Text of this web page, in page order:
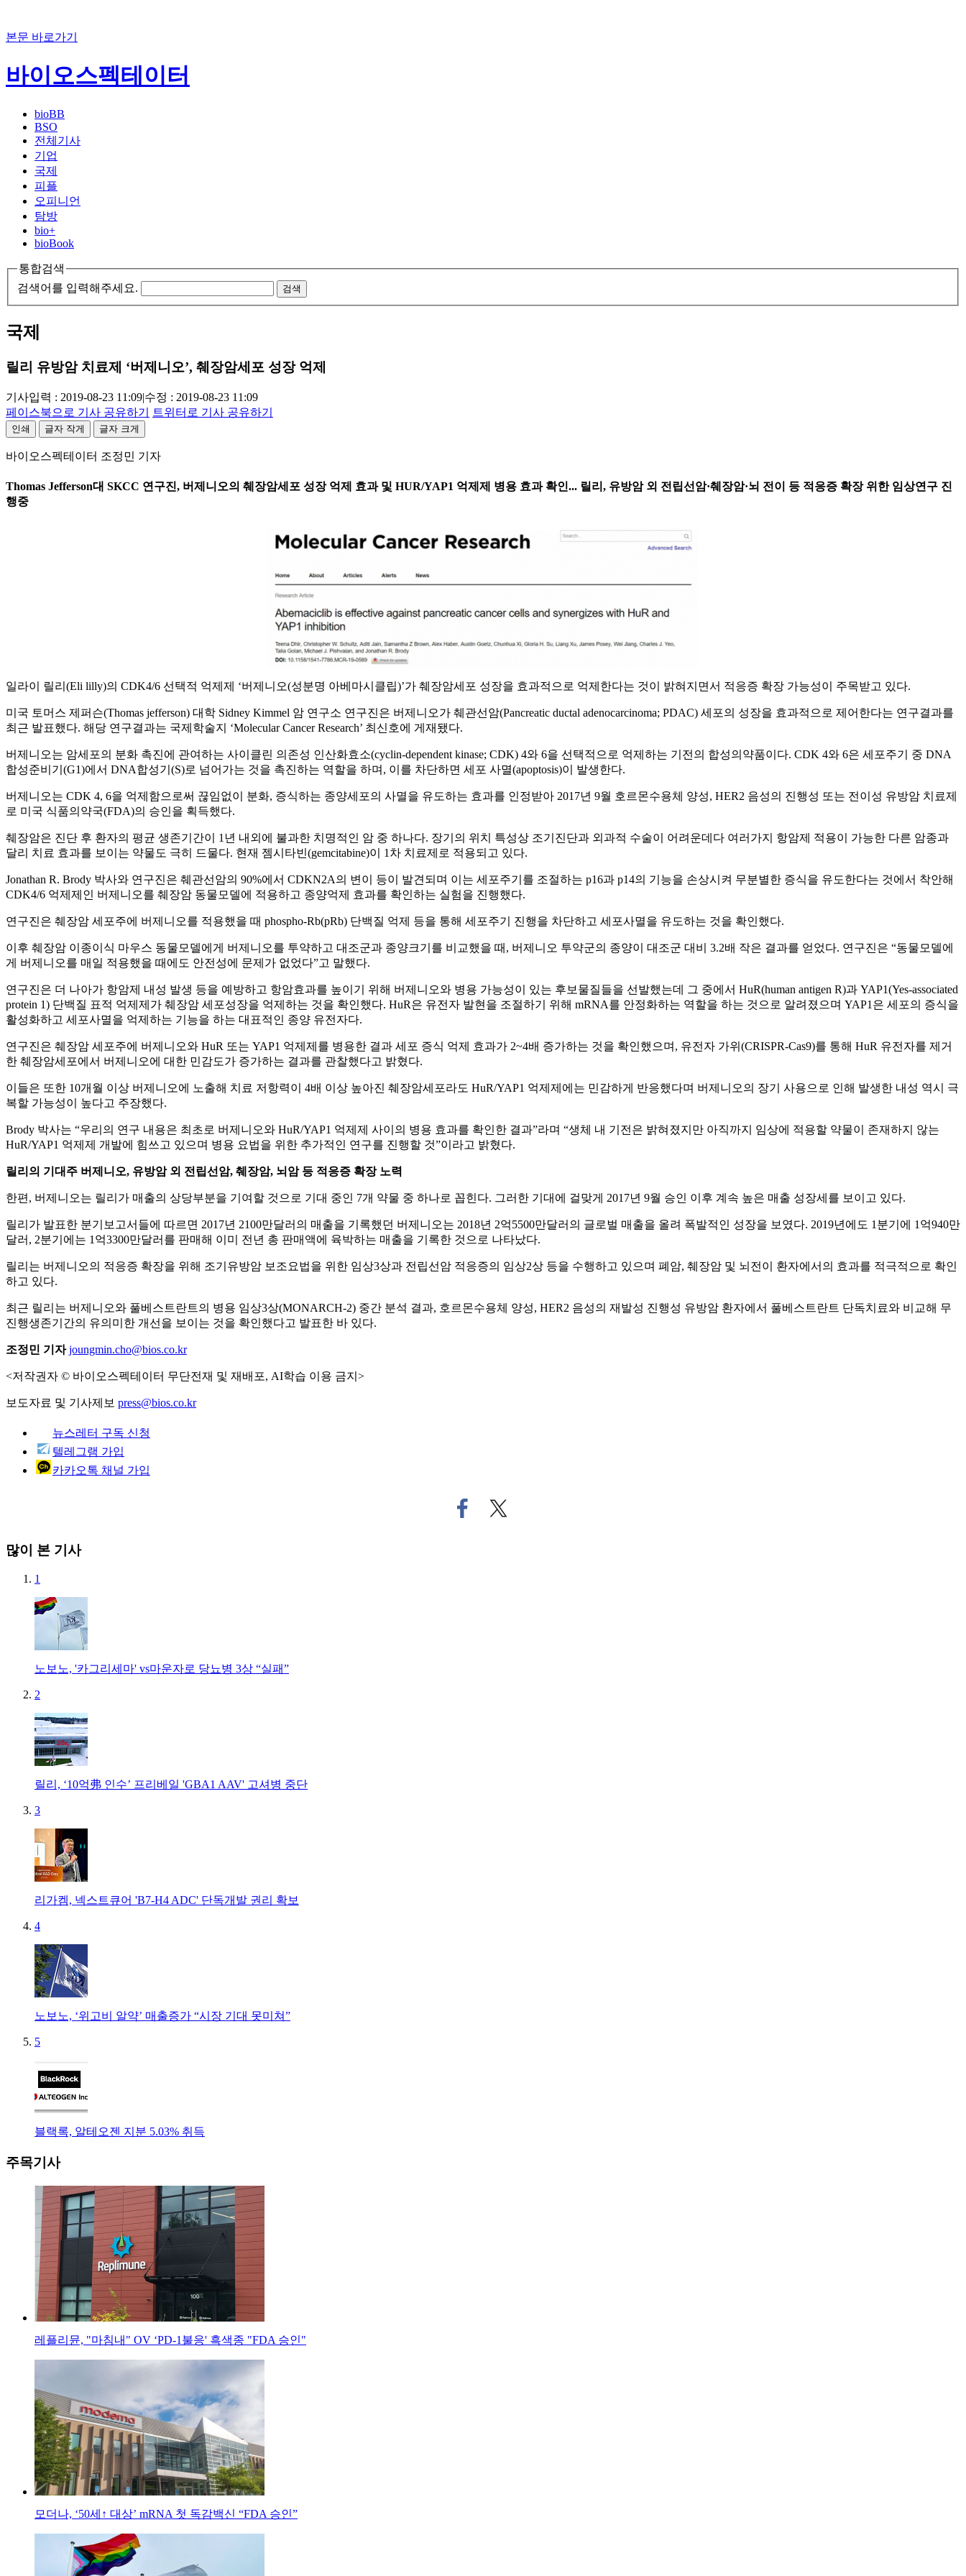
본문 바로가기
바이오스펙테이터
bioBB
BSO
전체기사
기업
국제
피플
오피니언
탐방
bio+
bioBook
통합검색
검색어를 입력해주세요.
검색
국제
릴리 유방암 치료제 ‘버제니오’, 췌장암세포 성장 억제
기사입력 : 2019-08-23 11:09|수정 : 2019-08-23 11:09
페이스북으로 기사 공유하기
트위터로 기사 공유하기
인쇄 글자 작게 글자 크게
바이오스펙테이터 조정민 기자
Thomas Jefferson대 SKCC 연구진, 버제니오의 췌장암세포 성장 억제 효과 및 HUR/YAP1 억제제 병용 효과 확인... 릴리, 유방암 외 전립선암·췌장암·뇌 전이 등 적응증 확장 위한 임상연구 진
행중
일라이 릴리(Eli lilly)의 CDK4/6 선택적 억제제 ‘버제니오(성분명 아베마시클립)’가 췌장암세포 성장을 효과적으로 억제한다는 것이 밝혀지면서 적응증 확장 가능성이 주목받고 있다.
미국 토머스 제퍼슨(Thomas jefferson) 대학 Sidney Kimmel 암 연구소 연구진은 버제니오가 췌관선암(Pancreatic ductal adenocarcinoma; PDAC) 세포의 성장을 효과적으로 제어한다는 연구결과를
최근 발표했다. 해당 연구결과는 국제학술지 ‘Molecular Cancer Research’ 최신호에 게재됐다.
버제니오는 암세포의 분화 촉진에 관여하는 사이클린 의존성 인산화효소(cyclin-dependent kinase; CDK) 4와 6을 선택적으로 억제하는 기전의 합성의약품이다. CDK 4와 6은 세포주기 중 DNA
합성준비기(G1)에서 DNA합성기(S)로 넘어가는 것을 촉진하는 역할을 하며, 이를 차단하면 세포 사멸(apoptosis)이 발생한다.
버제니오는 CDK 4, 6을 억제함으로써 끊임없이 분화, 증식하는 종양세포의 사멸을 유도하는 효과를 인정받아 2017년 9월 호르몬수용체 양성, HER2 음성의 진행성 또는 전이성 유방암 치료제
로 미국 식품의약국(FDA)의 승인을 획득했다.
췌장암은 진단 후 환자의 평균 생존기간이 1년 내외에 불과한 치명적인 암 중 하나다. 장기의 위치 특성상 조기진단과 외과적 수술이 어려운데다 여러가지 항암제 적용이 가능한 다른 암종과
달리 치료 효과를 보이는 약물도 극히 드물다. 현재 젬시타빈(gemcitabine)이 1차 치료제로 적용되고 있다.
Jonathan R. Brody 박사와 연구진은 췌관선암의 90%에서 CDKN2A의 변이 등이 발견되며 이는 세포주기를 조절하는 p16과 p14의 기능을 손상시켜 무분별한 증식을 유도한다는 것에서 착안해
CDK4/6 억제제인 버제니오를 췌장암 동물모델에 적용하고 종양억제 효과를 확인하는 실험을 진행했다.
연구진은 췌장암 세포주에 버제니오를 적용했을 때 phospho-Rb(pRb) 단백질 억제 등을 통해 세포주기 진행을 차단하고 세포사멸을 유도하는 것을 확인했다.
이후 췌장암 이종이식 마우스 동물모델에게 버제니오를 투약하고 대조군과 종양크기를 비교했을 때, 버제니오 투약군의 종양이 대조군 대비 3.2배 작은 결과를 얻었다. 연구진은 “동물모델에
게 버제니오를 매일 적용했을 때에도 안전성에 문제가 없었다”고 말했다.
연구진은 더 나아가 항암제 내성 발생 등을 예방하고 항암효과를 높이기 위해 버제니오와 병용 가능성이 있는 후보물질들을 선발했는데 그 중에서 HuR(human antigen R)과 YAP1(Yes-associated
protein 1) 단백질 표적 억제제가 췌장암 세포성장을 억제하는 것을 확인했다. HuR은 유전자 발현을 조절하기 위해 mRNA를 안정화하는 역할을 하는 것으로 알려졌으며 YAP1은 세포의 증식을
활성화하고 세포사멸을 억제하는 기능을 하는 대표적인 종양 유전자다.
연구진은 췌장암 세포주에 버제니오와 HuR 또는 YAP1 억제제를 병용한 결과 세포 증식 억제 효과가 2~4배 증가하는 것을 확인했으며, 유전자 가위(CRISPR-Cas9)를 통해 HuR 유전자를 제거
한 췌장암세포에서 버제니오에 대한 민감도가 증가하는 결과를 관찰했다고 밝혔다.
이들은 또한 10개월 이상 버제니오에 노출해 치료 저항력이 4배 이상 높아진 췌장암세포라도 HuR/YAP1 억제제에는 민감하게 반응했다며 버제니오의 장기 사용으로 인해 발생한 내성 역시 극
복할 가능성이 높다고 주장했다.
Brody 박사는 “우리의 연구 내용은 최초로 버제니오와 HuR/YAP1 억제제 사이의 병용 효과를 확인한 결과”라며 “생체 내 기전은 밝혀졌지만 아직까지 임상에 적용할 약물이 존재하지 않는
HuR/YAP1 억제제 개발에 힘쓰고 있으며 병용 요법을 위한 추가적인 연구를 진행할 것”이라고 밝혔다.
릴리의 기대주 버제니오, 유방암 외 전립선암, 췌장암, 뇌암 등 적응증 확장 노력
한편, 버제니오는 릴리가 매출의 상당부분을 기여할 것으로 기대 중인 7개 약물 중 하나로 꼽힌다. 그러한 기대에 걸맞게 2017년 9월 승인 이후 계속 높은 매출 성장세를 보이고 있다.
릴리가 발표한 분기보고서들에 따르면 2017년 2100만달러의 매출을 기록했던 버제니오는 2018년 2억5500만달러의 글로벌 매출을 올려 폭발적인 성장을 보였다. 2019년에도 1분기에 1억940만
달러, 2분기에는 1억3300만달러를 판매해 이미 전년 총 판매액에 육박하는 매출을 기록한 것으로 나타났다.
릴리는 버제니오의 적응증 확장을 위해 조기유방암 보조요법을 위한 임상3상과 전립선암 적응증의 임상2상 등을 수행하고 있으며 폐암, 췌장암 및 뇌전이 환자에서의 효과를 적극적으로 확인
하고 있다.
최근 릴리는 버제니오와 풀베스트란트의 병용 임상3상(MONARCH-2) 중간 분석 결과, 호르몬수용체 양성, HER2 음성의 재발성 진행성 유방암 환자에서 풀베스트란트 단독치료와 비교해 무
진행생존기간의 유의미한 개선을 보이는 것을 확인했다고 발표한 바 있다.
조정민 기자 joungmin.cho@bios.co.kr
<저작권자 © 바이오스펙테이터 무단전재 및 재배포, AI학습 이용 금지>
보도자료 및 기사제보 press@bios.co.kr
뉴스레터 구독 신청
텔레그램 가입
카카오톡 채널 가입
페
이
트
위
많이 본 기사
1
노보노, '카그리세마' vs마운자로 당뇨병 3상 “실패”
2
릴리, ‘10억弗 인수’ 프리베일 'GBA1 AAV' 고셔병 중단
3
리가켐, 넥스트큐어 'B7-H4 ADC' 단독개발 권리 확보
4
노보노, ‘위고비 알약’ 매출증가 “시장 기대 못미쳐”
5
블랙록, 알테오젠 지분 5.03% 취득
주목기사
레플리뮨, "마침내" OV ‘PD-1불응' 흑색종 "FDA 승인"
모더나, ‘50세↑ 대상’ mRNA 첫 독감백신 “FDA 승인”